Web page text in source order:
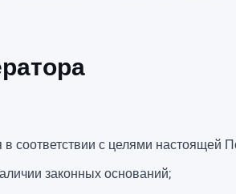
соответствии с целями настоящей
законных оснований;